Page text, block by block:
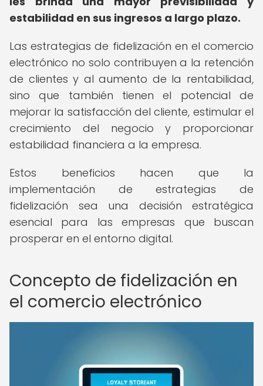
estabilidad en sus ingresos a largo plazo.
Las estrategias de fidelización en el comercio
electrónico no solo contribuyen a la retención
de clientes y al aumento de la rentabilidad,
sino que también tienen el potencial de
mejorar la satisfacción del cliente, estimular el
crecimiento del negocio y proporcionar
estabilidad financiera a la empresa.
Estos beneficios hacen que la
implementación de estrategias de
fidelización sea una decisión estratégica
esencial para las empresas que buscan
prosperar en el entorno digital.
Concepto de fidelización en
el comercio electrónico